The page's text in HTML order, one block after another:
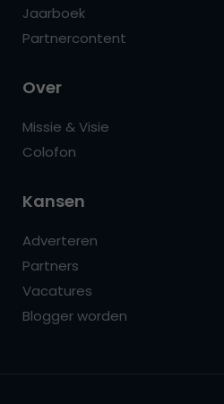
Jaarboek
Partnercontent
Over
Missie & Visie
Colofon
Kansen
Adverteren
Partners
Vacatures
Blogger worden